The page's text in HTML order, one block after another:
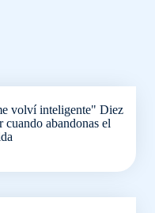
volví inteligente" Diez
cuando abandonas el